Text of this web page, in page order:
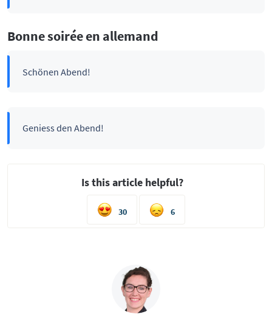
Bonne soirée en allemand
Schönen Abend!
Geniess den Abend!
Is this article helpful?
30 6